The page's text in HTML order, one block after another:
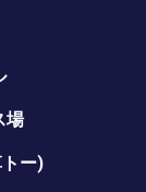
場
ー)